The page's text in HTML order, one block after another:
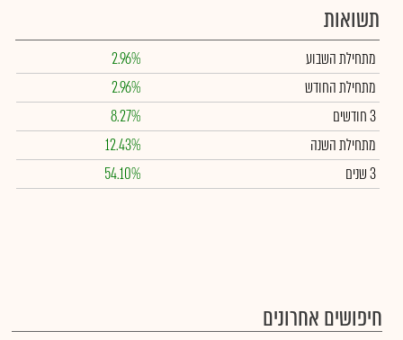
תשואות
מתחילת השבוע
2.96%
מתחילת החודש
2.96%
3 חודשים
8.27%
מתחילת השנה
12.43%
3 שנים
54.10%
חיפושים אחרונים